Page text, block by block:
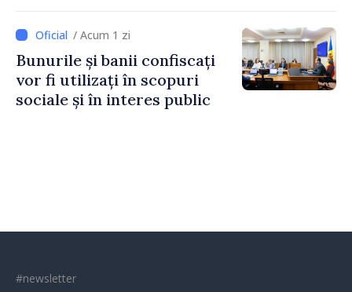
Irlandei de Nord, Fern
Horine / Acum 1 zi
Bunurile și banii confiscați
vor fi utilizați în scopuri
sociale și în interes public
#newsletter